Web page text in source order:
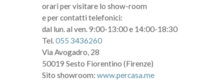
orari per visitare lo show-room
e per contatti telefonici:
dal lun. al ven. 9:00-13:00 e 14:00-18:30
Tel.055 3436260
Via Avogadro, 28
50019 Sesto Fiorentino (Firenze)
Sito showroom: www.percasa.me